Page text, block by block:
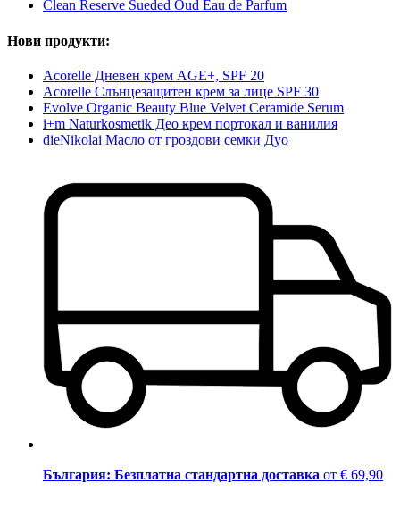
Clean Reserve Sueded Oud Eau de Parfum
Нови продукти:
Acorelle Дневен крем AGE+, SPF 20
Acorelle Слънцезащитен крем за лице SPF 30
Evolve Organic Beauty Blue Velvet Ceramide Serum
i+m Naturkosmetik Део крем портокал и ванилия
dieNikolai Масло от гроздови семки Дуо
България: Безплатна стандартна доставка от € 69,90